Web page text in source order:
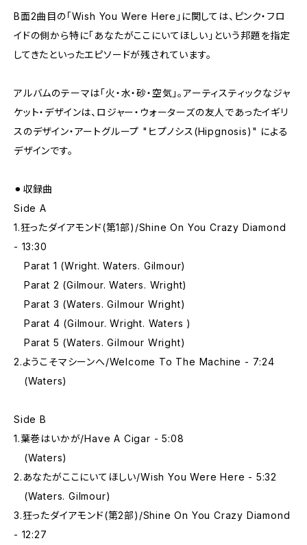
B面2曲目の「Wish You Were Here」に関しては、ピンク・フロ
イドの側から特に「あなたがここにいてほしい」という邦題を指定
してきたといったエピソードが残されています。
アルバムのテーマは「火・水・砂・空気」。アーティスティックなジャ
ケット・デザインは、ロジャー・ウォーターズの友人であったイギリ
スのデザイン・アートグループ "ヒプノシス(Hipgnosis)" による
デザインです。
⚫︎収録曲
Side A
1.狂ったダイアモンド(第1部)/Shine On You Crazy Diamond
- 13:30
Parat 1 (Wright. Waters. Gilmour)
Parat 2 (Gilmour. Waters. Wright)
Parat 3 (Waters. Gilmour Wright)
Parat 4 (Gilmour. Wright. Waters )
Parat 5 (Waters. Gilmour Wright)
2.ようこそマシーンへ/Welcome To The Machine - 7:24
(Waters)
Side B
1.葉巻はいかが/Have A Cigar - 5:08
(Waters)
2.あなたがここにいてほしい/Wish You Were Here - 5:32
(Waters. Gilmour)
3.狂ったダイアモンド(第2部)/Shine On You Crazy Diamond
- 12:27